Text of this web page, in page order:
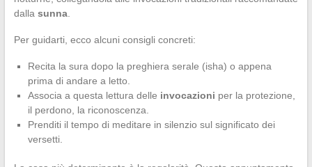
dalla sunna.
Per guidarti, ecco alcuni consigli concreti:
Recita la sura dopo la preghiera serale (isha) o appena
prima di andare a letto.
Associa a questa lettura delle invocazioni per la protezione,
il perdono, la riconoscenza.
Prenditi il tempo di meditare in silenzio sul significato dei
versetti.